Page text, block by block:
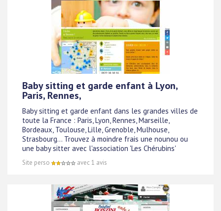
Baby sitting et garde enfant à Lyon,
Paris, Rennes,
Baby sitting et garde enfant dans les grandes villes de
toute la France : Paris, Lyon, Rennes, Marseille,
Bordeaux, Toulouse, Lille, Grenoble, Mulhouse,
Strasbourg... Trouvez à moindre frais une nounou ou
une baby sitter avec l'association 'Les Chérubins'
Site perso avec 1 avis